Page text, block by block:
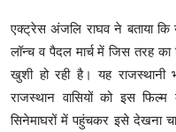
एक्ट्रेस अंजलि राघव ने बताया कि
लॉन्च व पैदल मार्च में जिस तरह
खुशी हो रही है। यह
राजस्थान वासियों को इस
सिनेमाघरों में पहुंचकर इसे देखना